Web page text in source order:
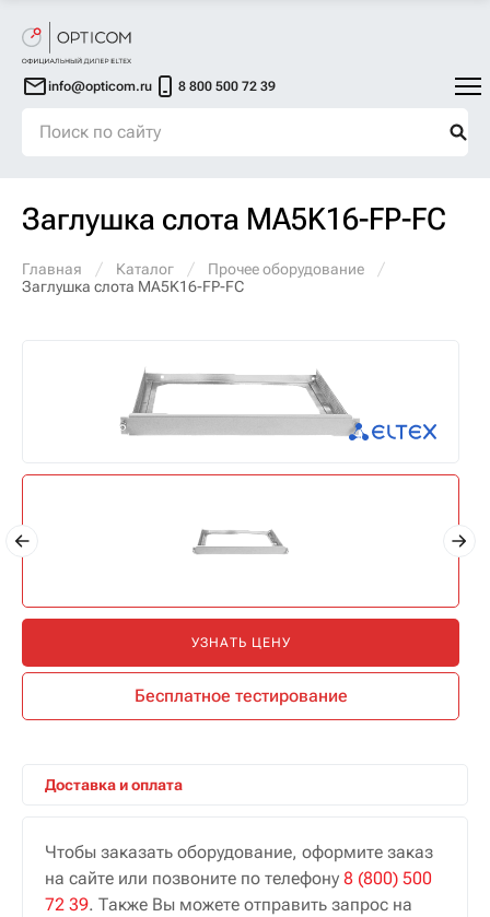
info@opticom.ru 8 800 500 72 39
Заглушка слота MA5K16-FP-FC
Главная Каталог
Прочее оборудование
Заглушка слота MA5K16-FP-FC
УЗНАТЬ ЦЕНУ
Бесплатное тестирование
Доставка и оплата
Чтобы заказать оборудование, оформите заказ
на сайте или позвоните по телефону 8 (800) 500
72 39. Также Вы можете отправить запрос на